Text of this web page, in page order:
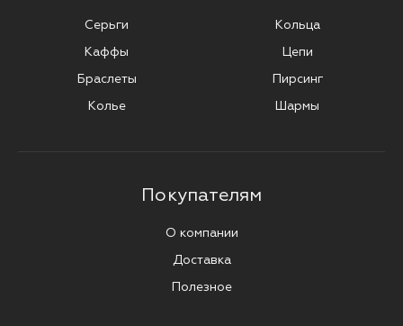
Серьги
Каффы
Браслеты
Колье
Кольца
Цепи
Пирсинг
Шармы
Покупателям
О компании
Доставка
Полезное